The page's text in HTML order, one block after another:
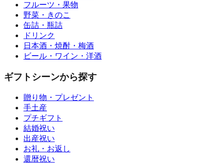
フルーツ・果物
野菜・きのこ
缶詰・瓶詰
ドリンク
日本酒・焼酎・梅酒
ビール・ワイン・洋酒
ギフトシーンから探す
贈り物・プレゼント
手土産
プチギフト
結婚祝い
出産祝い
お礼・お返し
還暦祝い